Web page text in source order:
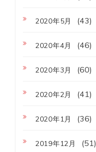
2020年5月 (43)
2020年4月 (46)
2020年3月 (60)
2020年2月 (41)
2020年1月 (36)
2019年12月 (51)